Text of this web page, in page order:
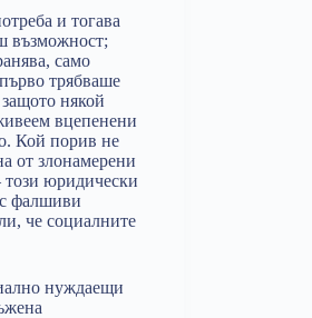
и тогава
възможност;
само
трябваше
някой
вцепенени
Кой порив не
от злонамерени
този юридически
с фалшиви
че социалните
нуждаещи